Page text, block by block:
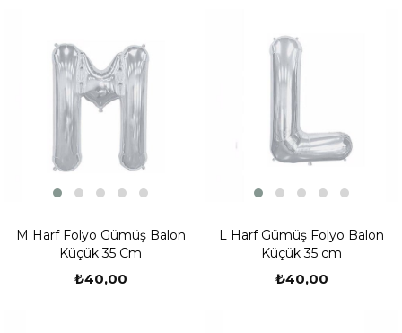
M Harf Folyo Gümüş Balon
Küçük 35 Cm
₺40,00
L Harf Gümüş Folyo Balon
Küçük 35 cm
₺40,00